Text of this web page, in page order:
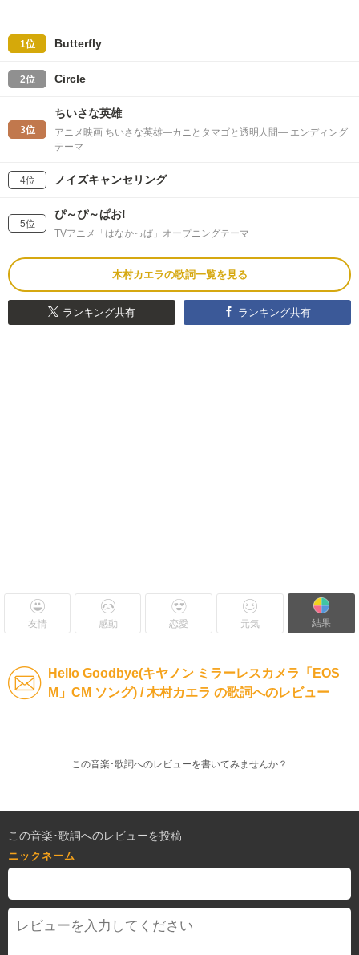
1位 Butterfly
2位 Circle
3位
ちいさな英雄
アニメ映画 ちいさな英雄―カニとタマゴと透明人間― エンディング
テーマ
4位 ノイズキャンセリング
5位
ぴ～ぴ～ぱお!
TVアニメ「はなかっぱ」オープニングテーマ
木村カエラの歌詞一覧を見る
ランキング共有 ランキング共有
友情 感動 恋愛 元気 結果
Hello Goodbye(キヤノン ミラーレスカメラ「EOS
M」CM ソング) / 木村カエラ の歌詞へのレビュー
この音楽･歌詞へのレビューを書いてみませんか？
この音楽･歌詞へのレビューを投稿
ニックネーム